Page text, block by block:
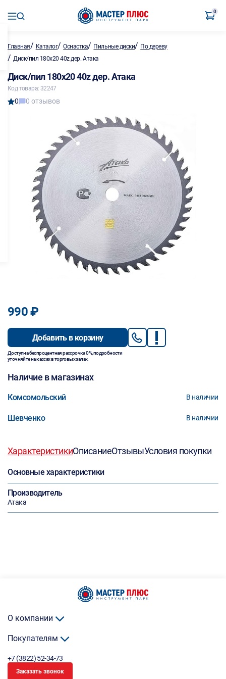
0
Главная/ Каталог/Оснастка/ Пильные диски/ По дереву
/ Диск/пил 180х20 40z дер. Атака
Диск/пил 180х20 40z дер. Атака
Код товара: 32247
0 0 отзывов
990 ₽
Добавить в корзину
Доступна беспроцентная рассрочка 0%, подробности
уточняйте на кассах в торговых залах.
Наличие в магазинах
Комсомольский В наличии
Шевченко В наличии
ХарактеристикиОписаниеОтзывыУсловия покупки
Основные характеристики
Производитель
Атака
О компании
Покупателям
+7 (3822) 52-34-73
Заказать звонок